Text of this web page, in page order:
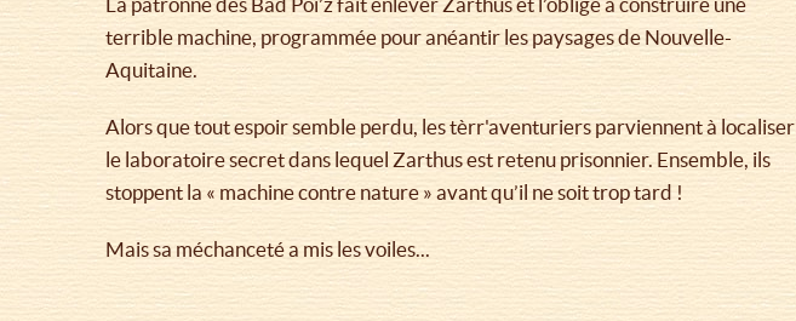
terrible machine, programmée pour anéantir les paysages de Nouvelle-
Aquitaine.
Alors que tout espoir semble perdu, les tèrr'aventuriers parviennent à localiser
le laboratoire secret dans lequel Zarthus est retenu prisonnier. Ensemble, ils
stoppent la « machine contre nature » avant qu’il ne soit trop tard !
Mais sa méchanceté a mis les voiles...